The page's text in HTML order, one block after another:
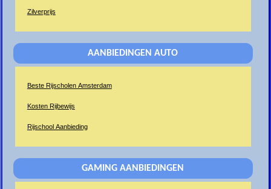
Zilverprijs
AANBIEDINGEN AUTO
Beste Rijscholen Amsterdam
Kosten Rijbewijs
Rijschool Aanbieding
GAMING AANBIEDINGEN